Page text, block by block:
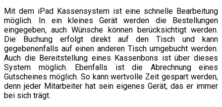
Mit dem iPad Kassensystem ist eine schnelle Bearbeitung
möglich. In ein kleines Gerät werden die Bestellungen
eingegeben, auch Wünsche können berücksichtigt werden.
Die Buchung erfolgt direkt auf den Tisch und kann
gegebenenfalls auf einen anderen Tisch umgebucht werden.
Auch die Bereitstellung eines Kassenbons ist über dieses
System möglich. Ebenfalls ist die Abrechnung eines
Gutscheines möglich. So kann wertvolle Zeit gespart werden,
denn jeder Mitarbeiter hat sein eigenes Gerät, das er immer
bei sich trägt.